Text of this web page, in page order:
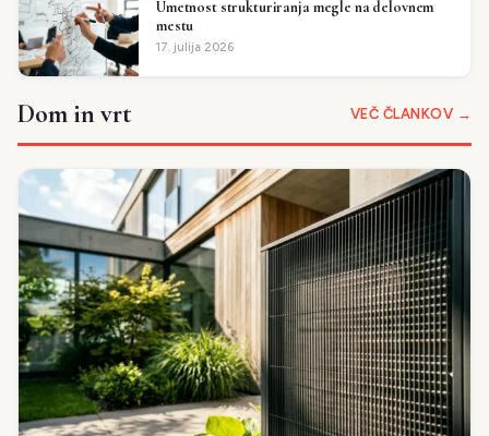
Umetnost strukturiranja megle na delovnem
mestu
17. julija 2026
Dom in vrt VEČ ČLANKOV →